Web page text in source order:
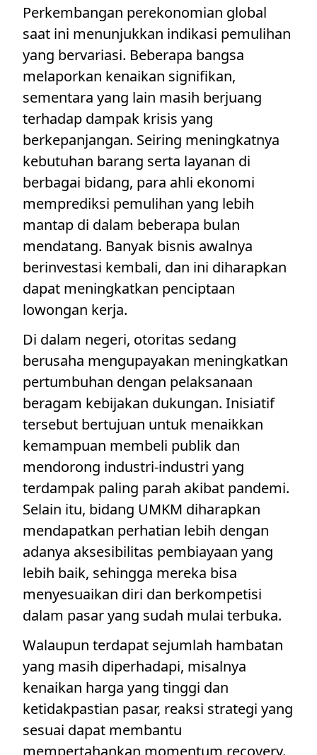
Perkembangan perekonomian global
saat ini menunjukkan indikasi pemulihan
yang bervariasi. Beberapa bangsa
melaporkan kenaikan signifikan,
sementara yang lain masih berjuang
terhadap dampak krisis yang
berkepanjangan. Seiring meningkatnya
kebutuhan barang serta layanan di
berbagai bidang, para ahli ekonomi
memprediksi pemulihan yang lebih
mantap di dalam beberapa bulan
mendatang. Banyak bisnis awalnya
berinvestasi kembali, dan ini diharapkan
dapat meningkatkan penciptaan
lowongan kerja.
Di dalam negeri, otoritas sedang
berusaha mengupayakan meningkatkan
pertumbuhan dengan pelaksanaan
beragam kebijakan dukungan. Inisiatif
tersebut bertujuan untuk menaikkan
kemampuan membeli publik dan
mendorong industri-industri yang
terdampak paling parah akibat pandemi.
Selain itu, bidang UMKM diharapkan
mendapatkan perhatian lebih dengan
adanya aksesibilitas pembiayaan yang
lebih baik, sehingga mereka bisa
menyesuaikan diri dan berkompetisi
dalam pasar yang sudah mulai terbuka.
Walaupun terdapat sejumlah hambatan
yang masih diperhadapi, misalnya
kenaikan harga yang tinggi dan
ketidakpastian pasar, reaksi strategi yang
sesuai dapat membantu
mempertahankan momentum recovery.